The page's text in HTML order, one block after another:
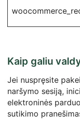
Kaip galiu
Jei nuspręsite
naršymo sesiją,
elektroninės
sutikimo